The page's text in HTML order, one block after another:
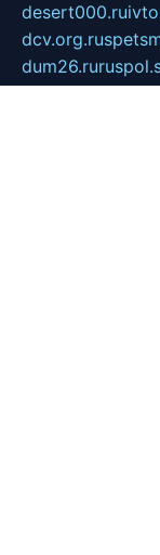
desert000.ru
dcv.org.ru
dum26.ru